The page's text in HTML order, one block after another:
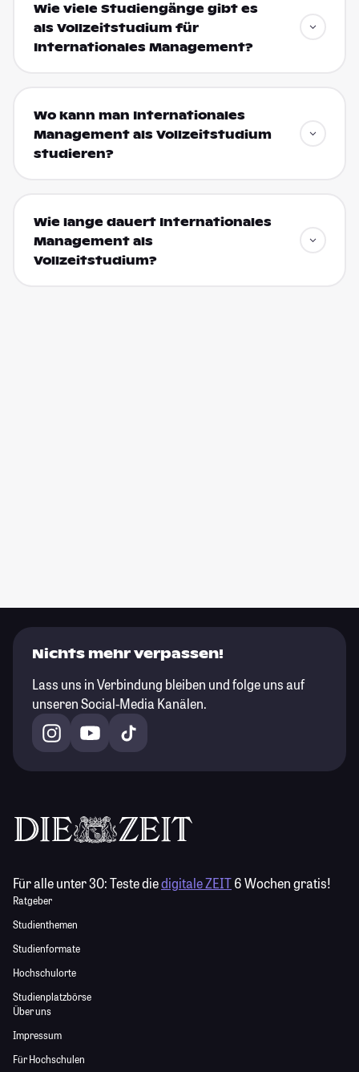
Wie viele Studiengänge gibt es
als Vollzeitstudium für
Internationales Management?
Wo kann man Internationales
Management als Vollzeitstudium
studieren?
Wie lange dauert Internationales
Management als
Vollzeitstudium?
Nichts mehr verpassen!
Lass uns in Verbindung bleiben und folge uns auf
unseren Social-Media Kanälen.
Für alle unter 30:Teste diedigitale ZEIT6 Wochen gratis!
Ratgeber
Studienthemen
Studienformate
Hochschulorte
Studienplatzbörse
Über uns
Impressum
Für Hochschulen